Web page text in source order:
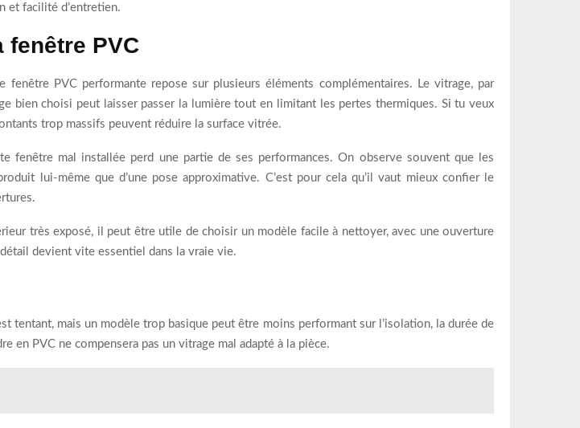
et facilité d’entretien.
fenêtre PVC
PVC performante repose sur plusieurs éléments complémentaires. Le vitrage, par
bien choisi peut laisser passer la lumière tout en limitant les pertes thermiques. Si tu veux
trop massifs peuvent réduire la surface vitrée.
fenêtre mal installée perd une partie de ses performances. On observe souvent que les
lui-même que d’une pose approximative. C’est pour cela qu’il vaut mieux confier le
très exposé, il peut être utile de choisir un modèle facile à nettoyer, avec une ouverture
détail devient vite essentiel dans la vraie vie.
tentant, mais un modèle trop basique peut être moins performant sur l’isolation, la durée de
en PVC ne compensera pas un vitrage mal adapté à la pièce.